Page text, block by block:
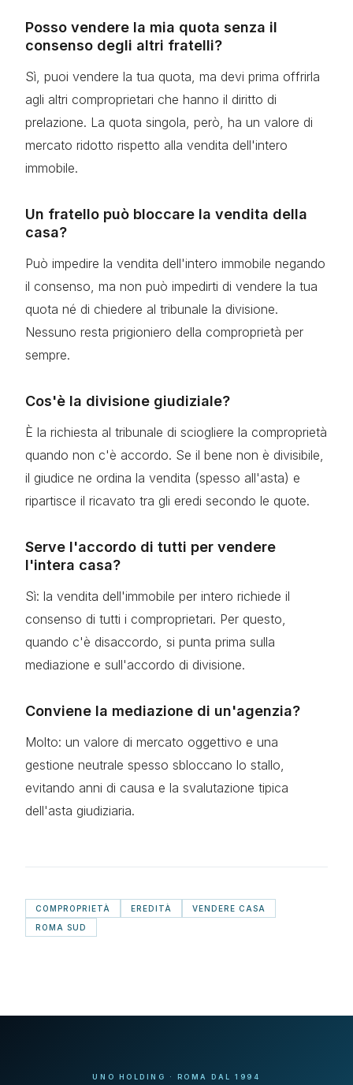
Posso vendere la mia quota senza il
consenso degli altri fratelli?
Sì, puoi vendere la tua quota, ma devi prima offrirla
agli altri comproprietari che hanno il diritto di
prelazione. La quota singola, però, ha un valore di
mercato ridotto rispetto alla vendita dell'intero
immobile.
Un fratello può bloccare la vendita della
casa?
Può impedire la vendita dell'intero immobile negando
il consenso, ma non può impedirti di vendere la tua
quota né di chiedere al tribunale la divisione.
Nessuno resta prigioniero della comproprietà per
sempre.
Cos'è la divisione giudiziale?
È la richiesta al tribunale di sciogliere la comproprietà
quando non c'è accordo. Se il bene non è divisibile,
il giudice ne ordina la vendita (spesso all'asta) e
ripartisce il ricavato tra gli eredi secondo le quote.
Serve l'accordo di tutti per vendere
l'intera casa?
Sì: la vendita dell'immobile per intero richiede il
consenso di tutti i comproprietari. Per questo,
quando c'è disaccordo, si punta prima sulla
mediazione e sull'accordo di divisione.
Conviene la mediazione di un'agenzia?
Molto: un valore di mercato oggettivo e una
gestione neutrale spesso sbloccano lo stallo,
evitando anni di causa e la svalutazione tipica
dell'asta giudiziaria.
COMPROPRIETÀ EREDITÀ
VENDERE CASA
ROMA SUD
UNO HOLDING · ROMA DAL 1994